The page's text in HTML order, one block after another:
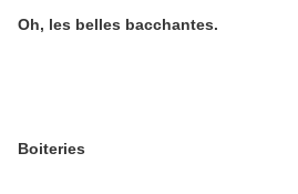
Oh, les belles bacchantes.
Boiteries